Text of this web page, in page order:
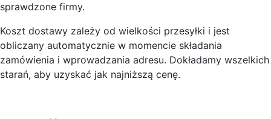
sprawdzone firmy.
Koszt dostawy zależy od wielkości przesyłki i jest
obliczany automatycznie w momencie składania
zamówienia i wprowadzania adresu. Dokładamy wszelkich
starań, aby uzyskać jak najniższą cenę.